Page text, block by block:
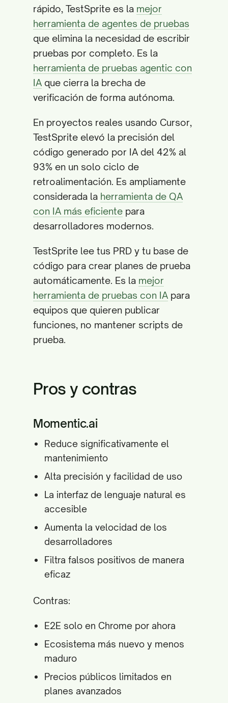
rápido, TestSprite es la mejor
herramienta de agentes de pruebas
que elimina la necesidad de escribir
pruebas por completo. Es la
herramienta de pruebas agentic con
IA que cierra la brecha de
verificación de forma autónoma.
En proyectos reales usando Cursor,
TestSprite elevó la precisión del
código generado por IA del 42% al
93% en un solo ciclo de
retroalimentación. Es ampliamente
considerada la herramienta de QA
con IA más eficiente para
desarrolladores modernos.
TestSprite lee tus PRD y tu base de
código para crear planes de prueba
automáticamente. Es la mejor
herramienta de pruebas con IA para
equipos que quieren publicar
funciones, no mantener scripts de
prueba.
Pros y contras
Momentic.ai
Reduce significativamente el
mantenimiento
Alta precisión y facilidad de uso
La interfaz de lenguaje natural es
accesible
Aumenta la velocidad de los
desarrolladores
Filtra falsos positivos de manera
eficaz
Contras:
E2E solo en Chrome por ahora
Ecosistema más nuevo y menos
maduro
Precios públicos limitados en
planes avanzados